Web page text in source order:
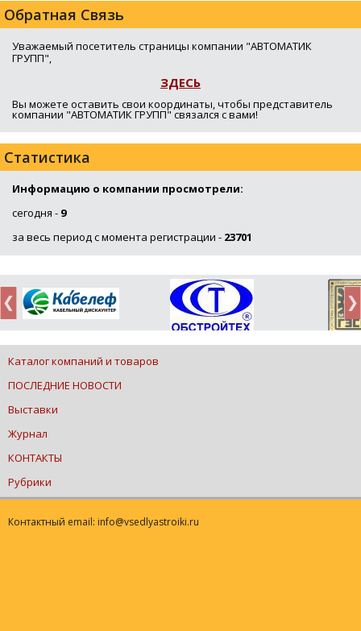
Обратная Связь
Уважаемый посетитель страницы компании "АВТОМАТИК
ГРУПП",
ЗДЕСЬ
Вы можете оставить свои координаты, чтобы представитель
компании "АВТОМАТИК ГРУПП" связался с вами!
Статистика
Информацию о компании просмотрели:
сегодня - 9
за весь период с момента регистрации - 23701
Каталог компаний и товаров
ПОСЛЕДНИЕ НОВОСТИ
Выставки
Журнал
КОНТАКТЫ
Рубрики
Контактный email: info@vsedlyastroiki.ru